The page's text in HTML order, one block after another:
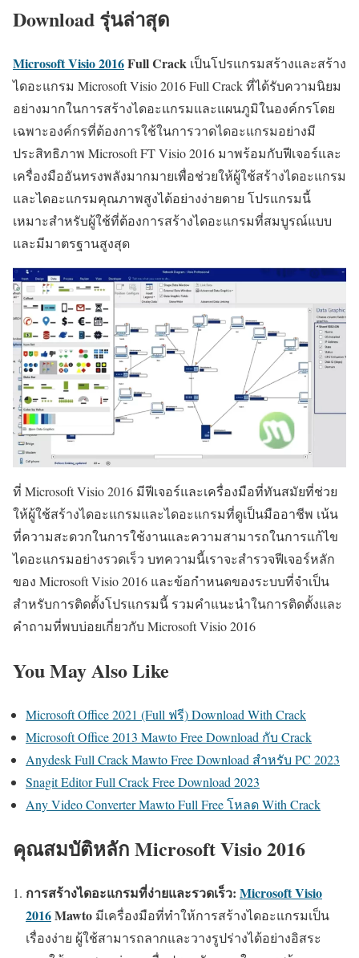
Download รุ่นล่าสุด
Microsoft Visio 2016Full Crack เป็นโปรแกรมสร้างและสร้าง
ไดอะแกรม Microsoft Visio 2016 Full Crack ที่ได้รับความนิยม
อย่างมากในการสร้างไดอะแกรมและแผนภูมิในองค์กรโดย
เฉพาะองค์กรที่ต้องการใช้ในการวาดไดอะแกรมอย่างมี
ประสิทธิภาพ Microsoft FT Visio 2016 มาพร้อมกับฟีเจอร์และ
เครื่องมืออันทรงพลังมากมายเพื่อช่วยให้ผู้ใช้สร้างไดอะแกรม
และไดอะแกรมคุณภาพสูงได้อย่างง่ายดาย โปรแกรมนี้
เหมาะสำหรับผู้ใช้ที่ต้องการสร้างไดอะแกรมที่สมบูรณ์แบบ
และมีมาตรฐานสูงสุด
ที่ Microsoft Visio 2016 มีฟีเจอร์และเครื่องมือที่ทันสมัยที่ช่วย
ให้ผู้ใช้สร้างไดอะแกรมและไดอะแกรมที่ดูเป็นมืออาชีพ เน้น
ที่ความสะดวกในการใช้งานและความสามารถในการแก้ไข
ไดอะแกรมอย่างรวดเร็ว บทความนี้เราจะสำรวจฟีเจอร์หลัก
ของ Microsoft Visio 2016 และข้อกำหนดของระบบที่จำเป็น
สำหรับการติดตั้งโปรแกรมนี้ รวมคำแนะนำในการติดตั้งและ
คำถามที่พบบ่อยเกี่ยวกับ Microsoft Visio 2016
You May Also Like
Microsoft Office 2021 (Full ฟรี) Download With Crack
Microsoft Office 2013 Mawto Free Download กับ Crack
Anydesk Full Crack Mawto Free Download สำหรับ PC 2023
Snagit Editor Full Crack Free Download 2023
Any Video Converter Mawto Full Free โหลด With Crack
คุณสมบัติหลัก Microsoft Visio 2016
การสร้างไดอะแกรมที่ง่ายและรวดเร็ว: Microsoft Visio
2016Mawto มีเครื่องมือที่ทำให้การสร้างไดอะแกรมเป็น
เรื่องง่าย ผู้ใช้สามารถลากและวางรูปร่างได้อย่างอิสระ